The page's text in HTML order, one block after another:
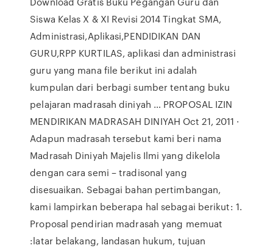
Siswa Kelas X & XI Revisi 2014 Tingkat SMA,
Administrasi,Aplikasi,PENDIDIKAN DAN
GURU,RPP KURTILAS, aplikasi dan administrasi
guru yang mana file berikut ini adalah
kumpulan dari berbagi sumber tentang buku
pelajaran madrasah diniyah … PROPOSAL IZIN
MENDIRIKAN MADRASAH DINIYAH Oct 21, 2011 ·
Adapun madrasah tersebut kami beri nama
Madrasah Diniyah Majelis Ilmi yang dikelola
dengan cara semi – tradisonal yang
disesuaikan. Sebagai bahan pertimbangan,
kami lampirkan beberapa hal sebagai berikut: 1.
Proposal pendirian madrasah yang memuat
:latar belakang, landasan hukum, tujuan